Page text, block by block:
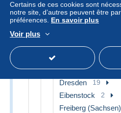
Bad Schandau 1
Borna 1
Colditz
Diesbar-Seusslitz
Doebeln
Dresden 19
Eibenstock 2
Freiberg (Sachsen)
Certains de ces cookies sont
notre site, d’autres peuvent être
préférences. En savoir plus
Voir plus